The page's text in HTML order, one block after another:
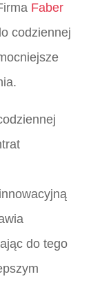
Faber
codziennej
do tego